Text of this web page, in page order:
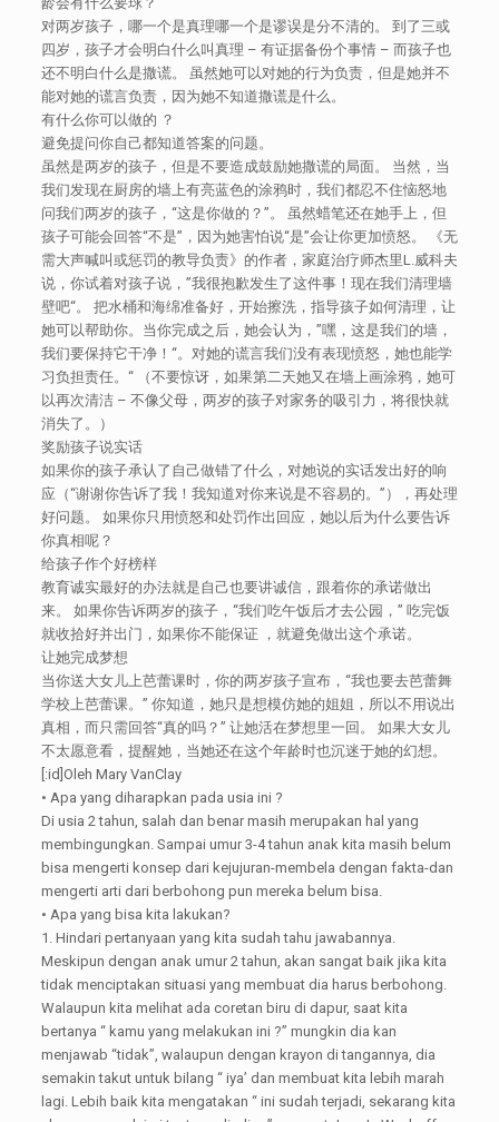
对两岁孩子，哪一个是真理哪一个是谬误是分不清的。 到了三或
四岁，孩子才会明白什么叫真理 – 有证据备份个事情 – 而孩子也
还不明白什么是撒谎。 虽然她可以对她的行为负责，但是她并不
能对她的谎言负责，因为她不知道撒谎是什么。
有什么你可以做的 ？
避免提问你自己都知道答案的问题。
虽然是两岁的孩子，但是不要造成鼓励她撒谎的局面。 当然，当
我们发现在厨房的墙上有亮蓝色的涂鸦时，我们都忍不住恼怒地
问我们两岁的孩子，“这是你做的？”。 虽然蜡笔还在她手上，但
孩子可能会回答“不是”，因为她害怕说“是”会让你更加愤怒。 《无
需大声喊叫或惩罚的教导负责》的作者，家庭治疗师杰里L.威科夫
说，你试着对孩子说，”我很抱歉发生了这件事！现在我们清理墙
壁吧“。 把水桶和海绵准备好，开始擦洗，指导孩子如何清理，让
她可以帮助你。当你完成之后，她会认为，”嘿，这是我们的墙，
我们要保持它干净！“。对她的谎言我们没有表现愤怒，她也能学
习负担责任。“ （不要惊讶，如果第二天她又在墙上画涂鸦，她可
以再次清洁 – 不像父母，两岁的孩子对家务的吸引力，将很快就
消失了。）
奖励孩子说实话
如果你的孩子承认了自己做错了什么，对她说的实话发出好的响
应（“谢谢你告诉了我！我知道对你来说是不容易的。”），再处理
好问题。 如果你只用愤怒和处罚作出回应，她以后为什么要告诉
你真相呢？
给孩子作个好榜样
教育诚实最好的办法就是自己也要讲诚信，跟着你的承诺做出
来。 如果你告诉两岁的孩子，“我们吃午饭后才去公园，” 吃完饭
就收拾好并出门，如果你不能保证 ，就避免做出这个承诺。
让她完成梦想
当你送大女儿上芭蕾课时，你的两岁孩子宣布，“我也要去芭蕾舞
学校上芭蕾课。” 你知道，她只是想模仿她的姐姐，所以不用说出
真相，而只需回答“真的吗？” 让她活在梦想里一回。 如果大女儿
不太愿意看，提醒她，当她还在这个年龄时也沉迷于她的幻想。
[:id]Oleh Mary VanClay
• Apa yang diharapkan pada usia ini ?
Di usia 2 tahun, salah dan benar masih merupakan hal yang
membingungkan. Sampai umur 3-4 tahun anak kita masih belum
bisa mengerti konsep dari kejujuran-membela dengan fakta-dan
mengerti arti dari berbohong pun mereka belum bisa.
• Apa yang bisa kita lakukan?
1. Hindari pertanyaan yang kita sudah tahu jawabannya.
Meskipun dengan anak umur 2 tahun, akan sangat baik jika kita
tidak menciptakan situasi yang membuat dia harus berbohong.
Walaupun kita melihat ada coretan biru di dapur, saat kita
bertanya “ kamu yang melakukan ini ?” mungkin dia kan
menjawab “tidak”, walaupun dengan krayon di tangannya, dia
semakin takut untuk bilang “ iya’ dan membuat kita lebih marah
lagi. Lebih baik kita mengatakan “ ini sudah terjadi, sekarang kita